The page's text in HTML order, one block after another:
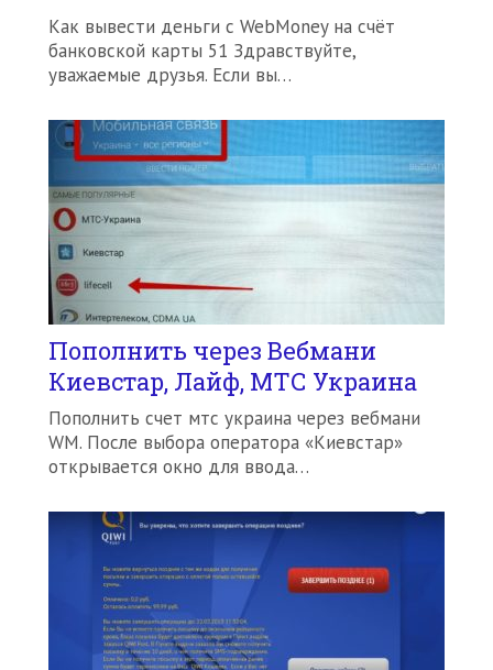
Как вывести деньги с WebMoney на счёт
банковской карты 51 Здравствуйте,
уважаемые друзья. Если вы…
Пополнить через Вебмани
Киевстар, Лайф, МТС Украина
Пополнить счет мтс украина через вебмани
WM. После выбора оператора «Киевстар»
открывается окно для ввода…